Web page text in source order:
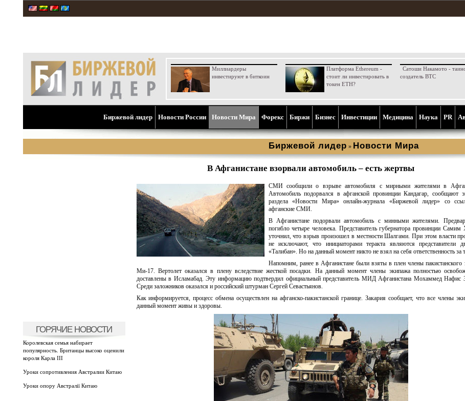
Миллиардеры
инвестируют в биткоин
Платформа Ethereum -
стоит ли инвестировать в
токен ETH?
Сатоши Накамото -
создатель BTC
Биржевой лидер Новости России Новости Мира Форекс Биржи Бизнес Инвестиции Медицина Наука PR
Биржевой лидер » Новости Мира
ГОРЯЧИЕ НОВОСТИ
Королевская семья набирает
популярность. Британцы высоко оценили
короля Карла III
Уроки сопротивления Австралии Китаю
Уроки опору Австралії Китаю
В Афганистане взорвали автомобиль – есть жертвы
СМИ сообщили о взрыве автомобиля с мирными жителями в
Автомобиль подорвался в афганской провинции Кандагар, сообщают
раздела «Новости Мира» онлайн-журнала «Биржевой лидер» со
афганские СМИ.
В Афганистане подорвали автомобиль с минными жителями.
погибло четыре человека. Представитель губернатора провинции Самим
уточнил, что взрыв произошел в местности Шалгами. При этом власти
не исключают, что инициаторами теракта являются представители
«Талибан». Но на данный момент никто не взял на себя ответственность за
Напомним, ранее в Афганистане были взяты в плен члены пакистанского
Ми-17. Вертолет оказался в плену вследствие жесткой посадки. На данный момент члены экипажа полностью
доставлены в Исламабад. Эту информацию подтвердил официальный представитель МИД Афганистана Мохаммед Нафис
Среди заложников оказался и российский штурман Сергей Севастьянов.
Как информируется, процесс обмена осуществлен на афганско-пакистанской границе. Закария сообщает, что все члены
данный момент живы и здоровы.